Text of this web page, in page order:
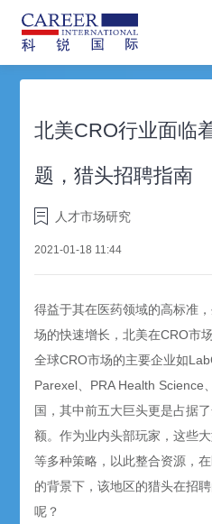
北美CRO行业面临
题，猎头招聘指南
人才市场研究
2021-01-18 11:44
得益于其在医药领域的高标准
场的快速增长，北美在CRO市
全球CRO市场的主要企业如
Parexel、PRA Health Science
国，其中前五大巨头更是占据
额。作为业内头部玩家，这些
等多种策略，以此整合资源，
的背景下，该地区的猎头在招
呢？